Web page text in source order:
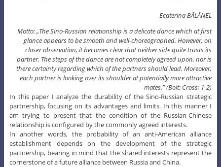
Ecaterina BĂLĂNEL
Motto: „The Sino-Russian relationship is a delicate dance which at first
glance appears to be smooth and well-choreographed. However, on
closer observation, it becomes clear that neither side quite trusts its
partner. The steps of the dance are not completely agreed upon, nor is
there certainty regarding which of the partners should lead. Moreover,
each partner is looking over its shoulder at potentially more attractive
mates.” (Bolt; Cross; 1-2)
In this paper I analyze the durability of the Sino-Russian strategic
partnership, focusing on its advantages and limits. In this manner I
am trying to present that the condition of the Russian-Chinese
relationship is configured by the commonly agreed interests.
In another words, the probability of an anti-American alliance
establishment depends on the development of the strategic
partnership, bearing in mind that the shared interests represent the
cornerstone of a future alliance between Russia and China.